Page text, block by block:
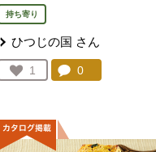
持ち寄り
ひつじの国 さん
お気に入り登録：
1
人が登録
コメント：
0